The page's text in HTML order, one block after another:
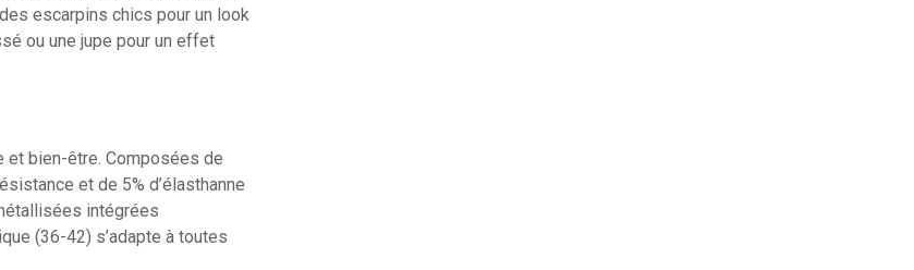
escarpins chics pour un look
ou une jupe pour un effet
et bien-être. Composées de
et de 5% d’élasthanne
intégrées
(36-42) s’adapte à toutes